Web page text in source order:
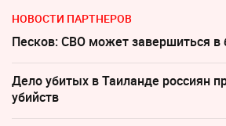
НОВОСТИ ПАРТНЕРОВ
Песков: СВО может завершиться
Дело убитых в Таиланде россиян
убийств